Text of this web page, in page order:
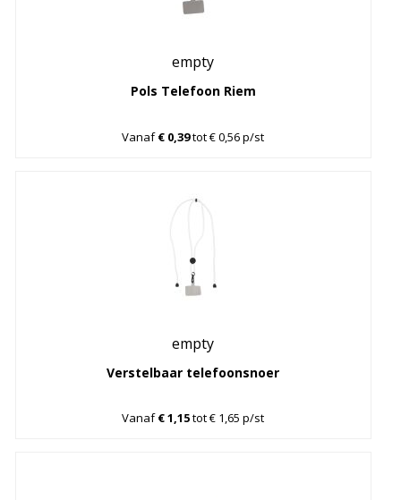
empty
Pols Telefoon Riem
Vanaf€ 0,39tot € 0,56 p/st
empty
Verstelbaar telefoonsnoer
Vanaf€ 1,15tot € 1,65 p/st